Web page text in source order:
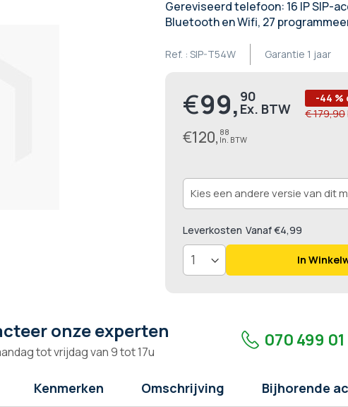
Gereviseerd telefoon: 16 IP SIP-
Bluetooth en Wifi, 27
Garantie 1 jaar
Ref. : SIP-T54W
Prijs
€99, 90
€120, 88
-44 %
€ 179,90
Leverkosten Vanaf €4,99
In
onze experten
tot vrijdag van 9 tot 17u
070 499 01
Kenmerken Omschrijving Bijhorende